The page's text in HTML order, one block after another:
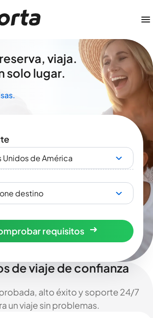
viaja.
solo lugar.
Unidos de América
destino
requisitos
de viaje de confianza
alto éxito y soporte 24/7
un viaje sin problemas.